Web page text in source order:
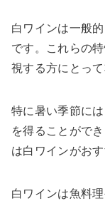
白ワインは一般
です。これらの
視する方にとっ
特に暑い季節に
を得ることがで
は白ワインがおす
白ワインは魚料